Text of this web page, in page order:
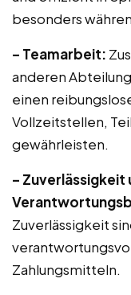
besonders
– Teamarbeit:
anderen
einen
Vollzeitstellen,
gewährleisten.
– Zuverlässigkeit
Zuverlässigkeit
Zahlungsmitteln.